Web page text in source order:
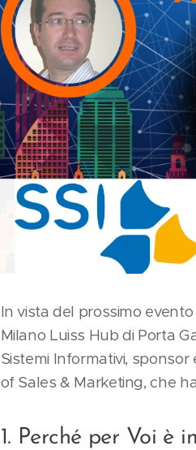
In vista del prossimo
Milano Luiss Hub di Porta
Sistemi Informativi,
of Sales & Marketing, che
1. Perché per Voi è